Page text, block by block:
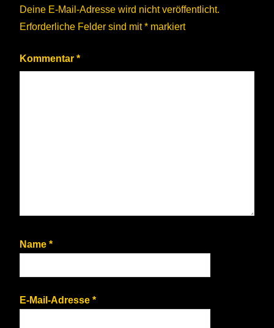
Deine E-Mail-Adresse wird nicht veröffentlicht.
Erforderliche Felder sind mit* markiert
Kommentar *
Name *
E-Mail-Adresse *